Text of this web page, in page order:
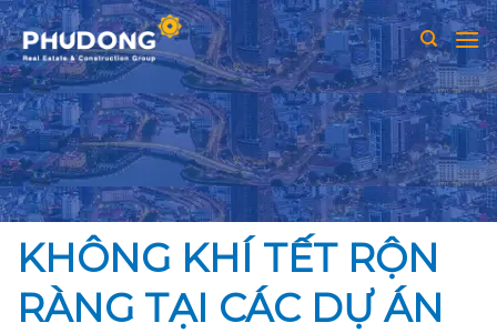
Skip
to
content
KHÔNG KHÍ TẾT RỘN
RÀNG TẠI CÁC DỰ ÁN